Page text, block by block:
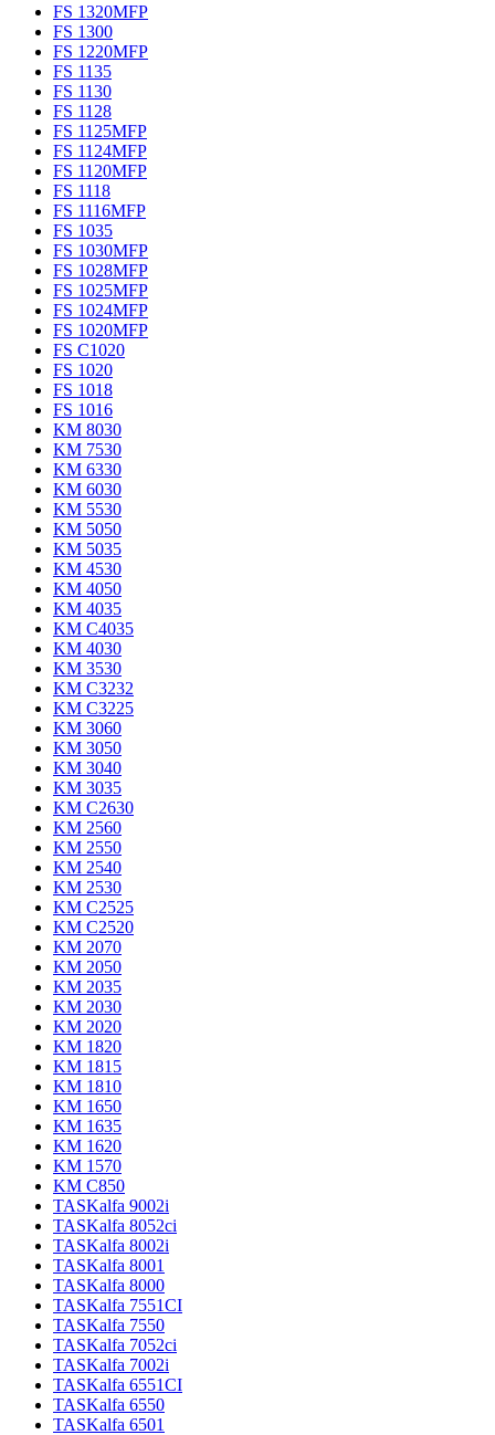
FS 1320MFP
FS 1300
FS 1220MFP
FS 1135
FS 1130
FS 1128
FS 1125MFP
FS 1124MFP
FS 1120MFP
FS 1118
FS 1116MFP
FS 1035
FS 1030MFP
FS 1028MFP
FS 1025MFP
FS 1024MFP
FS 1020MFP
FS C1020
FS 1020
FS 1018
FS 1016
KM 8030
KM 7530
KM 6330
KM 6030
KM 5530
KM 5050
KM 5035
KM 4530
KM 4050
KM 4035
KM C4035
KM 4030
KM 3530
KM C3232
KM C3225
KM 3060
KM 3050
KM 3040
KM 3035
KM C2630
KM 2560
KM 2550
KM 2540
KM 2530
KM C2525
KM C2520
KM 2070
KM 2050
KM 2035
KM 2030
KM 2020
KM 1820
KM 1815
KM 1810
KM 1650
KM 1635
KM 1620
KM 1570
KM C850
TASKalfa 9002i
TASKalfa 8052ci
TASKalfa 8002i
TASKalfa 8001
TASKalfa 8000
TASKalfa 7551CI
TASKalfa 7550
TASKalfa 7052ci
TASKalfa 7002i
TASKalfa 6551CI
TASKalfa 6550
TASKalfa 6501